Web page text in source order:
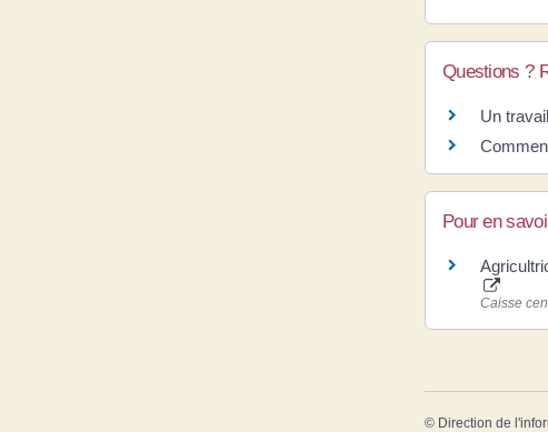
Questions ?
Un
Pour en
Caisse
© Direction de